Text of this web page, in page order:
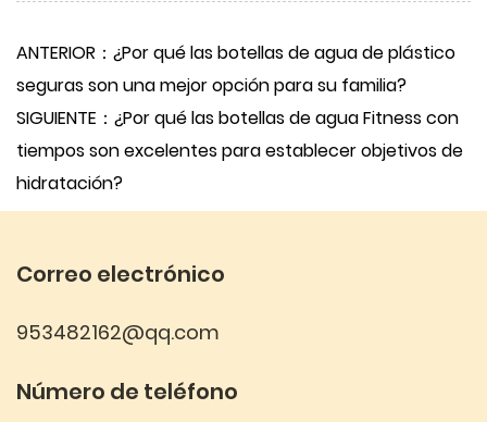
ANTERIOR：¿Por qué las botellas de agua de plástico
seguras son una mejor opción para su familia?
SIGUIENTE：¿Por qué las botellas de agua Fitness con
tiempos son excelentes para establecer objetivos de
hidratación?
Correo electrónico
953482162@qq.com
Número de teléfono